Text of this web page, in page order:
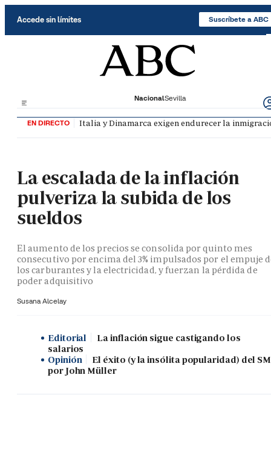
Accede sin límites Suscríbete a ABC
NacionalSevilla
EN DIRECTO Italia y Dinamarca exigen endurecer la
La escalada de la inflación
pulveriza la subida de los
sueldos
El aumento de los precios se consolida por quinto mes
consecutivo por encima del 3% impulsados por el empuje
los carburantes y la electricidad, y fuerzan la pérdida de
poder adquisitivo
Susana Alcelay
Editorial
La inflación sigue castigando los
salarios
Opinión
El éxito (y la insólita popularidad) del
por John Müller